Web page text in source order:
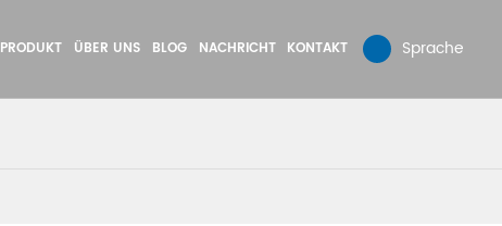
PRODUKT ÜBER UNS BLOG NACHRICHT KONTAKT Sprache